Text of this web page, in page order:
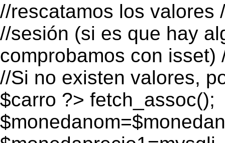
//rescatamos los valores
//sesión (si es que hay
comprobamos con
//Si no existen valores,
$carro ?> fetch_assoc();